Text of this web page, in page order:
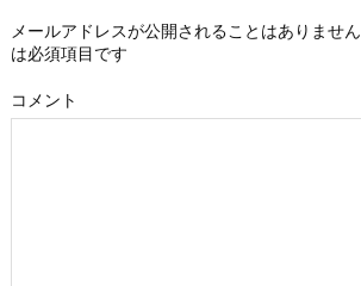
メールアドレスが公開されることはありません
は必須項目です
コメント